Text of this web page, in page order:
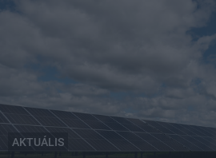
AKTUÁLIS